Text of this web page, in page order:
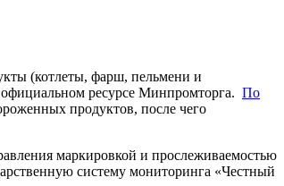
(котлеты, фарш, пельмени и
ресурсе Минпромторга. По
продуктов, после чего
маркировкой и прослеживаемостью
систему мониторинга «Честный